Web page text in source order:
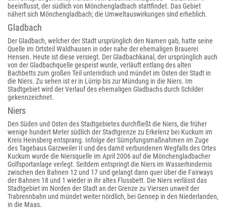
beeinflusst, der südlich von Mönchengladbach stattfindet. Das Gebiet
nähert sich Mönchengladbach; die Umweltauswirkungen sind erheblich.
Gladbach
Der Gladbach, welcher der Stadt ursprünglich den Namen gab, hatte seine
Quelle im Ortsteil Waldhausen in oder nahe der ehemaligen Brauerei
Hensen. Heute ist diese versiegt. Der Gladbachkanal, der ursprünglich auch
von der Gladbachquelle gespeist wurde, verläuft entlang des alten
Bachbetts zum großen Teil unterirdisch und mündet im Osten der Stadt in
die Niers. Zu sehen ist er in Lürrip bis zur Mündung in die Niers. Im
Stadtgebiet wird der Verlauf des ehemaligen Gladbachs durch Schilder
gekennzeichnet.
Niers
Den Süden und Osten des Stadtgebietes durchfließt die Niers, die früher
wenige hundert Meter südlich der Stadtgrenze zu Erkelenz bei Kuckum im
Kreis Heinsberg entsprang. Infolge der Sümpfungsmaßnahmen im Zuge
des Tagebaus Garzweiler II und des damit verbundenen Wegfalls des Ortes
Kuckum wurde die Niersquelle im April 2006 auf die Mönchengladbacher
Golfsportanlage verlegt. Seitdem entspringt die Niers im Wasserhindernis
zwischen den Bahnen 12 und 17 und gelangt dann quer über die Fairways
der Bahnen 18 und 1 wieder in ihr altes Flussbett. Die Niers verlässt das
Stadtgebiet im Norden der Stadt an der Grenze zu Viersen unweit der
Trabrennbahn und mündet weiter nördlich, bei Gennep in den Niederlanden,
in die Maas.